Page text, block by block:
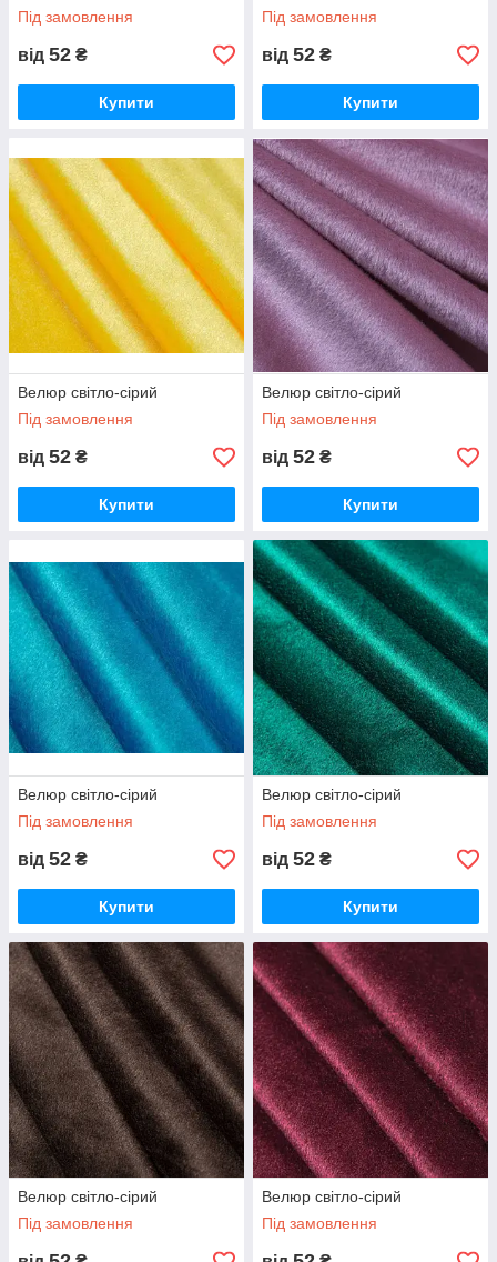
Під замовлення
від 52 ₴
Купити
Під замовлення
від 52 ₴
Купити
Велюр світло-сірий
Під замовлення
від 52 ₴
Купити
Велюр світло-сірий
Під замовлення
від 52 ₴
Купити
Велюр світло-сірий
Під замовлення
від 52 ₴
Купити
Велюр світло-сірий
Під замовлення
від 52 ₴
Купити
Велюр світло-сірий
Під замовлення
Велюр світло-сірий
Під замовлення